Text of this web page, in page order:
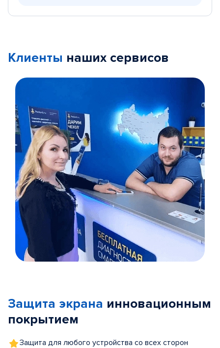
Клиенты наших сервисов
5
Защита экрана инновационным
покрытием
Защита для любого устройства со всех сторон